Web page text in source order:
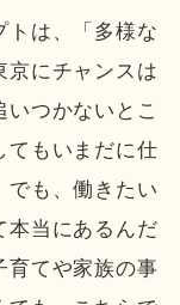
トは、「多様な
京にチャンスは
つかないとこ
てもいまだに仕
でも、働きたい
本当にあるんだ
てや家族の事